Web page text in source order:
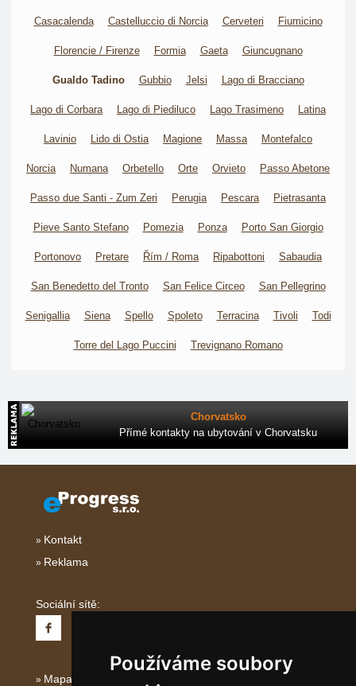
Používáme soubory
Casacalenda Castelluccio di Norcia Cerveteri Fiumicino
Florencie / Firenze Formia Gaeta Giuncugnano
Gualdo Tadino Gubbio Jelsi Lago di Bracciano
Lago di Corbara Lago di Piediluco Lago Trasimeno Latina
Lavinio Lido di Ostia Magione Massa Montefalco
Norcia Numana Orbetello Orte Orvieto Passo Abetone
Passo due Santi - Zum Zeri Perugia Pescara Pietrasanta
Pieve Santo Stefano Pomezia Ponza Porto San Giorgio
Portonovo Pretare Řím / Roma Ripabottoni Sabaudia
San Benedetto del Tronto San Felice Circeo San Pellegrino
Senigallia Siena Spello Spoleto Terracina Tivoli Todi
Torre del Lago Puccini Trevignano Romano
Chorvatsko
Přímé kontakty na ubytování v Chorvatsku
Kontakt
Reklama
Sociální sítě:
Mapa serveru Střední Itálie